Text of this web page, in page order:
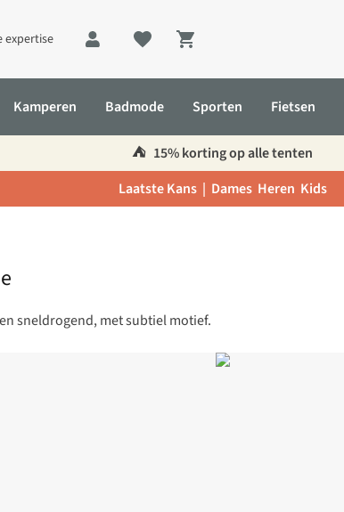
expertise
Shopping cart
Kamperen Badmode Sporten Fietsen
⛺️ 15% korting op alle tenten
Laatste Kans | Dames Heren Kids
sneldrogend, met subtiel motief.